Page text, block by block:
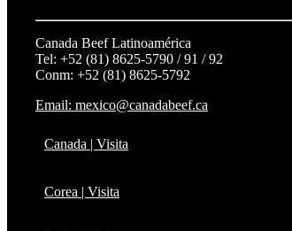
Canada Beef Latinoamérica
Tel: +52 (81) 8625-5790 / 91 / 92
Conm: +52 (81) 8625-5792
Email: mexico@canadabeef.ca
Canada | Visita
Corea | Visita